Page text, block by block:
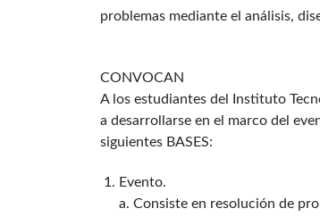
problemas mediante el análisis,
CONVOCAN
A los estudiantes del Instituto
a desarrollarse en el marco del
siguientes BASES:
Evento.
a. Consiste en resolución de